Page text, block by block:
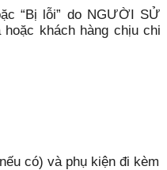
“Bị lỗi” do NGƯỜI SỬ
khách hàng chịu chi
có) và phụ kiện đi kèm